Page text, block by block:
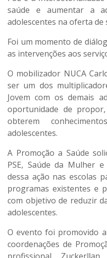
saúde e aumentar a
adolescentes na oferta de
Foi um momento de
as intervenções aos
O mobilizador NUCA
ser um dos
Jovem com os demais
oportunidade de
obterem
adolescentes.
A Promoção a Saúde
PSE, Saúde da Mulher
dessa ação nas escolas
programas existentes e
com objetivo de reduzir
adolescentes.
O evento foi promovido
coordenações de